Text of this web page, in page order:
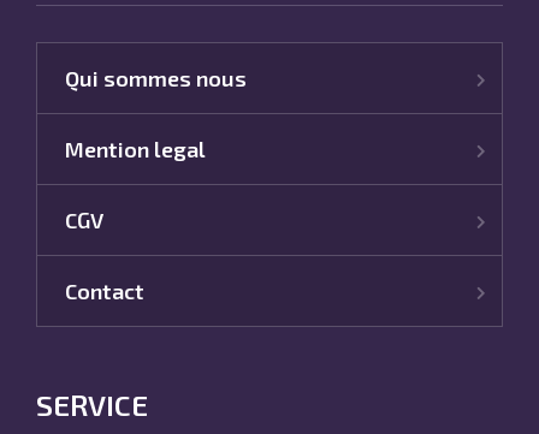
Qui sommes nous
Mention legal
CGV
Contact
SERVICE